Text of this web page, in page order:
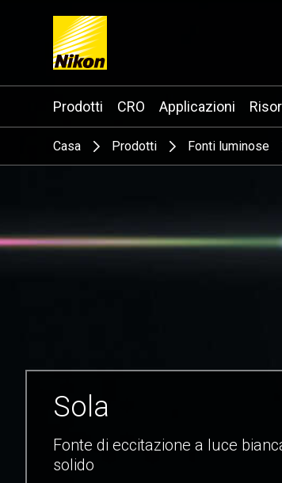
Search
Prodotti CRO Applicazioni
Casa Prodotti Fonti luminose
Sola
Fonte di eccitazione a luce
solido